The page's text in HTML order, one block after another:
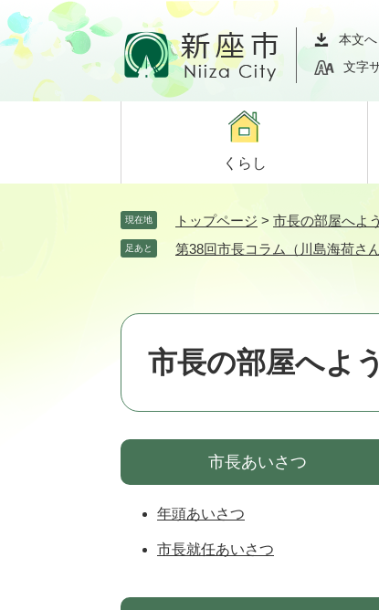
ペ
ー
ジ
メ
ニ
ュ
て
本文へ
文字
くらし
現在地 トップページ > 市長の部屋へよ
足あと 第38回市長コラム（川島海荷さ
市長の部屋へよ
市長あいさつ
年頭あいさつ
市長就任あいさつ